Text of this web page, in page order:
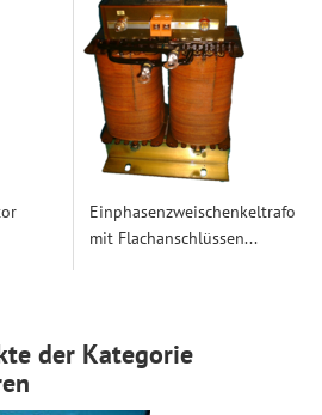
Einphasenzweischenkeltrafo
mit Flachanschlüssen...
der Kategorie